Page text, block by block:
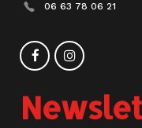
06 63 78 06 21